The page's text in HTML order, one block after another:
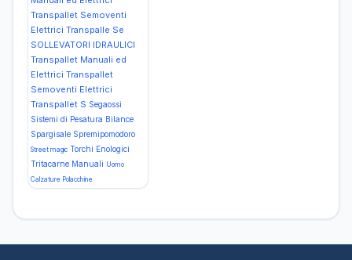
Transpallet Semoventi
Elettrici Transpalle Se
SOLLEVATORI IDRAULICI
Transpallet Manuali ed
Elettrici Transpallet
Semoventi Elettrici
Transpallet S Segaossi
Sistemi di Pesatura Bilance
Spargisale Spremipomodoro
Street magic Torchi Enologici
Tritacarne Manuali Uomo
Calzature Polacchine